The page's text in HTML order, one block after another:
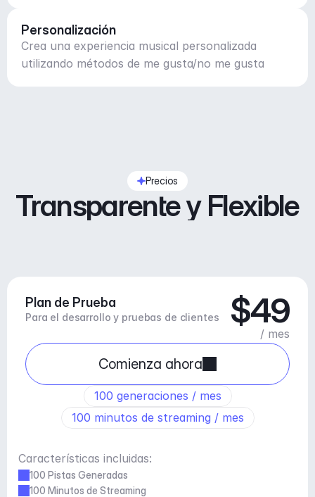
Personalización
Crea una experiencia musical personalizada
utilizando métodos de me gusta/no me gusta
Precios
Transparente y Flexible
Plan de Prueba
Para el desarrollo y pruebas de clientes $49
/ mes
Comienza ahora
100 generaciones / mes
100 minutos de streaming / mes
Características incluidas:
100 Pistas Generadas
100 Minutos de Streaming